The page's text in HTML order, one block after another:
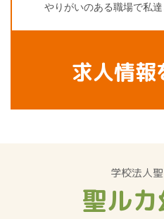
やりがいのある職場で私
求人情報
学校法人
聖ル